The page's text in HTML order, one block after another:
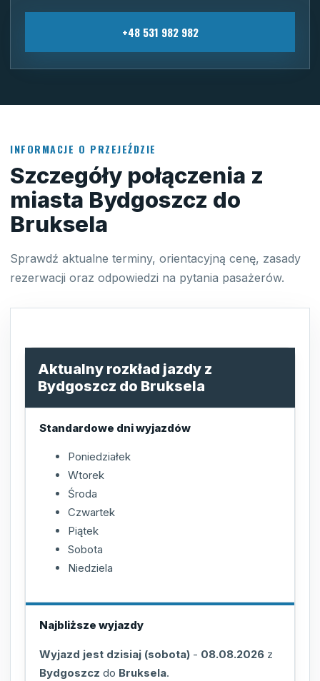
+48 531 982 982
INFORMACJE O PRZEJEŹDZIE
Szczegóły połączenia z
miasta Bydgoszcz do
Bruksela
Sprawdź aktualne terminy, orientacyjną cenę, zasady
rezerwacji oraz odpowiedzi na pytania pasażerów.
Aktualny rozkład jazdy z
Bydgoszcz do Bruksela
Standardowe dni wyjazdów
Poniedziałek
Wtorek
Środa
Czwartek
Piątek
Sobota
Niedziela
Najbliższe wyjazdy
Wyjazd jest dzisiaj (sobota) - 08.08.2026 z
Bydgoszcz do Bruksela.